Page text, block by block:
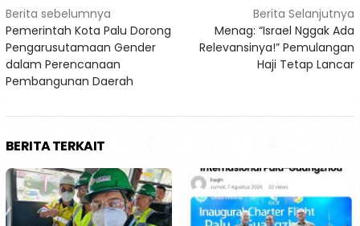
Navigasi
pos
Berita sebelumnya
Pemerintah Kota Palu Dorong
Pengarusutamaan Gender
dalam Perencanaan
Pembangunan Daerah
Berita Selanjutnya
Menag: “Israel Nggak Ada
Relevansinya!” Pemulangan
Haji Tetap Lancar
BERITA TERKAIT